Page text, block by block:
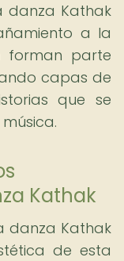
danza Kathak
a la
forman parte
capas de
que se
Kathak
danza Kathak
de esta